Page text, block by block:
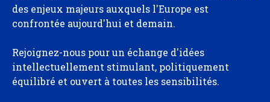
des enjeux majeurs auxquels l'Europe est
confrontée aujourd'hui et demain.
Rejoignez-nous pour un échange d'idées
intellectuellement stimulant, politiquement
équilibré et ouvert à toutes les sensibilités.